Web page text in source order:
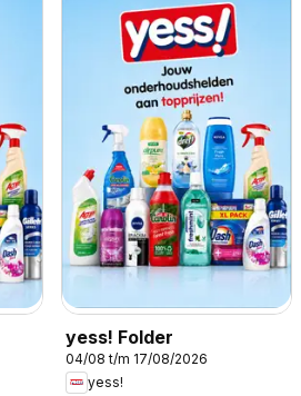
yess! Folder
04/08 t/m 17/08/2026
yess!